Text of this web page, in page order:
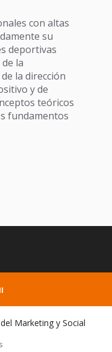
con altas
su
deportivas
la
la dirección
y de
teóricos
fundamentos
Marketing y Social